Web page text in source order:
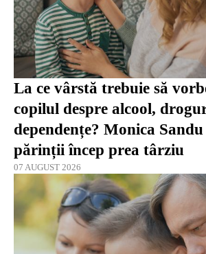
La ce vârstă trebuie să
copilul despre alcool,
dependențe? Monica Sandu
părinții încep prea târziu
07 AUGUST 2026